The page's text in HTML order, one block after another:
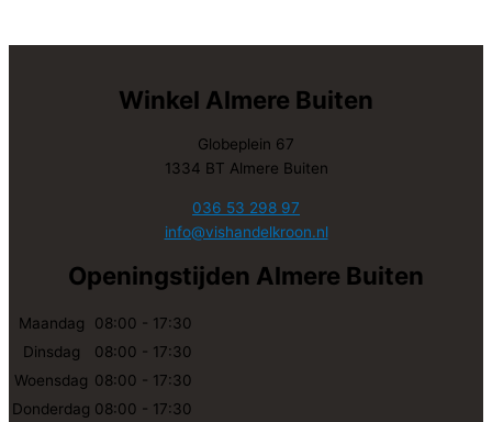
Winkel Almere Buiten
Globeplein 67
1334 BT Almere Buiten
036 53 298 97
info@vishandelkroon.nl
Openingstijden Almere Buiten
Maandag
08:00 - 17:30
Dinsdag
08:00 - 17:30
Woensdag 08:00 - 17:30
Donderdag 08:00 - 17:30